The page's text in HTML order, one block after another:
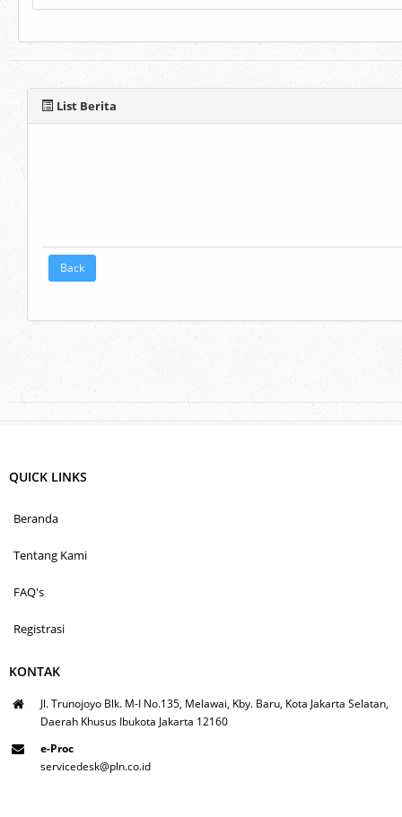
List Berita
Back
QUICK LINKS
Beranda
Tentang Kami
FAQ's
Registrasi
KONTAK
Jl. Trunojoyo Blk. M-I No.135, Melawai, Kby. Baru, Kota Jakarta Selatan,
Daerah Khusus Ibukota Jakarta 12160
e-Proc
servicedesk@pln.co.id